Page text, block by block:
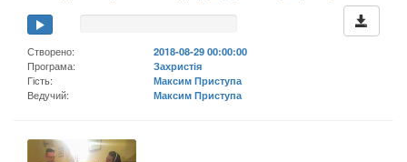
Створено:
2018-08-29 00:00:00
Програма:
Захристія
Гість:
Максим Приступа
Ведучий:
Максим Приступа